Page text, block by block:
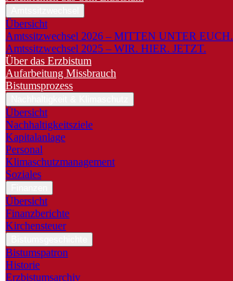
Übersicht
Amtssitzwechsel 2026 – MITTEN UNTER EUCH.
Amtssitzwechsel 2025 – WIR. HIER. JETZT.
Über das Erzbistum
Aufarbeitung Missbrauch
Bistumsprozess
Übersicht
Nachhaltigkeitsziele
Kapitalanlage
Personal
Klimaschutzmanagement
Soziales
Übersicht
Finanzberichte
Kirchensteuer
Bistumspatron
Historie
Erzbistumsarchiv